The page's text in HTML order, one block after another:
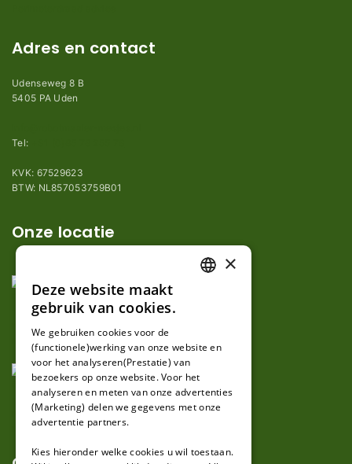
Adres en contact
Udenseweg 8 B
5405 PA Uden
Tel:
KVK: 67529623
BTW: NL857053759B01
Onze locatie
GERMAN
×
Deze website maakt
gebruik van cookies.
We gebruiken cookies voor de
(functionele)werking van onze website en
voor het analyseren(Prestatie) van
bezoekers op onze website. Voor het
analyseren en meten van onze advertenties
(Marketing) delen we gegevens met onze
advertentie partners.
Kies hieronder welke cookies u wil toestaan.